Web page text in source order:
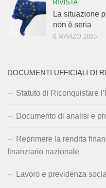
RIVISTA
La situazione
non è seria
6 MARZO 2025
DOCUMENTI UFFICIALI DI RI
Statuto di Riconquistare
Documento di analisi e
Reprimere la rendita
finanziario nazionale
Lavoro e previdenza